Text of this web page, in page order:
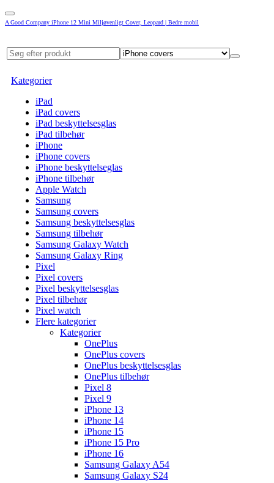
A Good Company iPhone 12 Mini Miljøvenligt Cover, Leopard | Bedre mobil
Kategorier
iPad
iPad covers
iPad beskyttelsesglas
iPad tilbehør
iPhone
iPhone covers
iPhone beskyttelseglas
iPhone tilbehør
Apple Watch
Samsung
Samsung covers
Samsung beskyttelsesglas
Samsung tilbehør
Samsung Galaxy Watch
Samsung Galaxy Ring
Pixel
Pixel covers
Pixel beskyttelsesglas
Pixel tilbehør
Pixel watch
Flere kategorier
Kategorier
OnePlus
OnePlus covers
OnePlus beskyttelsesglas
OnePlus tilbehør
Pixel 8
Pixel 9
iPhone 13
iPhone 14
iPhone 15
iPhone 15 Pro
iPhone 16
Samsung Galaxy A54
Samsung Galaxy S24